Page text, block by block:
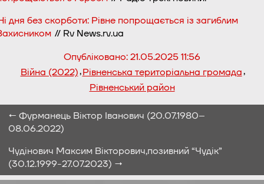
дня без скорботи: Рівне попрощається із загиблим
// Rv News.rv.ua
Опубліковано:21.05.2025 11:56
Війна (2022),Рівненська територіальна громада,
Рівненський район
← Фурманець Віктор Іванович (20.07.1980–
08.06.2022)
Чудінович Максим Вікторович,позивний “Чудік”
(30.12.1999-27.07.2023) →